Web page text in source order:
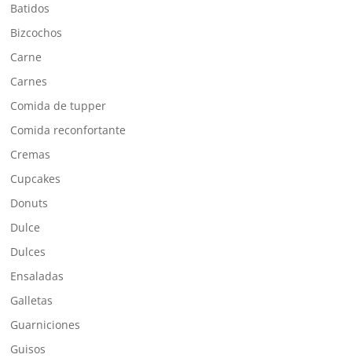
Batidos
Bizcochos
Carne
Carnes
Comida de tupper
Comida reconfortante
Cremas
Cupcakes
Donuts
Dulce
Dulces
Ensaladas
Galletas
Guarniciones
Guisos